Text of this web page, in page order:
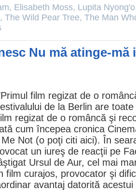
, Elisabeth Moss, Lupita Nyong'o
, The Wild Pear Tree, The Man
Nu mă atinge-mă
film regizat de o
de la Berlin are
regizat de o româncă şi
cum începea cronica
Not (o poţi citi aici). În
un iureş de reacţii pe
Ursul de Aur, cel mai
film curajos, provocator şi
avantaj datorită acestui